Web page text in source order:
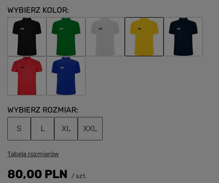
WYBIERZ KOLOR
WYBIERZ ROZMIAR
S
L XL XXL
Tabela rozmiarów
80,00 PLN / szt.